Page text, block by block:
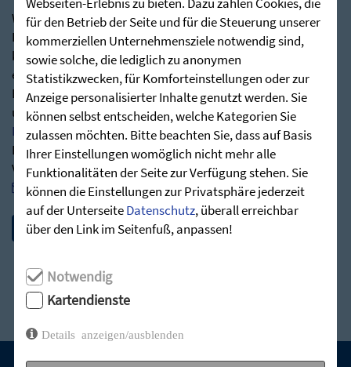
Wir freuen uns über Ihr Interesse an den
Predigtmanuskripten unserer Gottesdienste. Ab sofort
können Sie die Predigtreihen als ansprechende Broschüre
erhalten.
Besuchen Sie hierfür gerne über nachstehenden Link
unseren Shop:
Predigten - Die Zieglerschen (stunde-des-hoechsten.de)
Bei Rückfragen stehen wir Ihnen jederzeit sehr gerne zur
Verfügung:
post@stunde-des-hoechsten.de
für den Betrieb der Seite und für die Steuerung unserer
kommerziellen Unternehmensziele notwendig sind,
sowie solche, die lediglich zu anonymen
Statistikzwecken, für Komforteinstellungen oder zur
Anzeige personalisierter Inhalte genutzt werden. Sie
können selbst entscheiden, welche Kategorien Sie
zulassen möchten. Bitte beachten Sie, dass auf Basis
Ihrer Einstellungen womöglich nicht mehr alle
Funktionalitäten der Seite zur Verfügung stehen. Sie
können die Einstellungen zur Privatsphäre jederzeit
auf der UnterseiteDatenschutz, überall erreichbar
über den Link im Seitenfuß, anpassen!
Notwendig
Kartendienste
Details anzeigen/ausblenden